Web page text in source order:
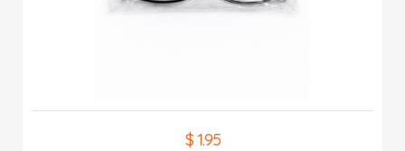
$ 1.95